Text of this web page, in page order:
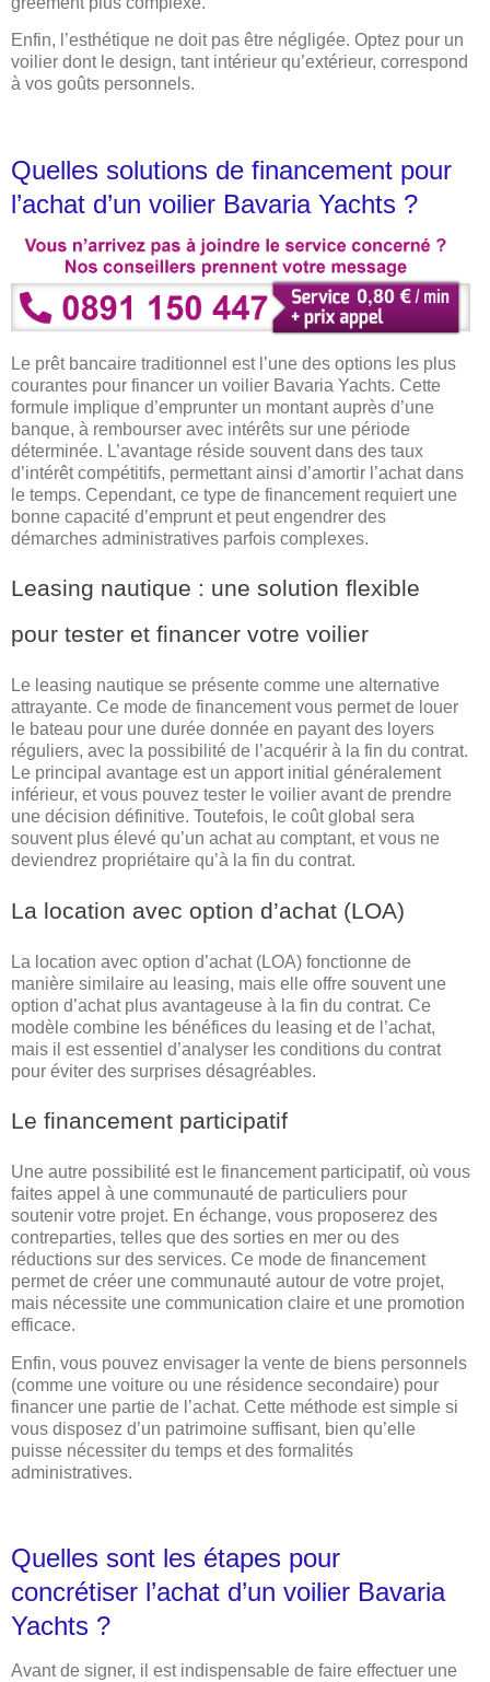
Enfin, l’esthétique ne doit pas être négligée. Optez pour un
voilier dont le design, tant intérieur qu’extérieur, correspond
à vos goûts personnels.
Quelles solutions de financement pour
l’achat d’un voilier Bavaria Yachts ?
Le prêt bancaire traditionnel est l’une des options les plus
courantes pour financer un voilier Bavaria Yachts. Cette
formule implique d’emprunter un montant auprès d’une
banque, à rembourser avec intérêts sur une période
déterminée. L’avantage réside souvent dans des taux
d’intérêt compétitifs, permettant ainsi d’amortir l’achat dans
le temps. Cependant, ce type de financement requiert une
bonne capacité d’emprunt et peut engendrer des
démarches administratives parfois complexes.
Leasing nautique : une solution flexible
pour tester et financer votre voilier
Le leasing nautique se présente comme une alternative
attrayante. Ce mode de financement vous permet de louer
le bateau pour une durée donnée en payant des loyers
réguliers, avec la possibilité de l’acquérir à la fin du contrat.
Le principal avantage est un apport initial généralement
inférieur, et vous pouvez tester le voilier avant de prendre
une décision définitive. Toutefois, le coût global sera
souvent plus élevé qu’un achat au comptant, et vous ne
deviendrez propriétaire qu’à la fin du contrat.
La location avec option d’achat (LOA)
La location avec option d’achat (LOA) fonctionne de
manière similaire au leasing, mais elle offre souvent une
option d’achat plus avantageuse à la fin du contrat. Ce
modèle combine les bénéfices du leasing et de l’achat,
mais il est essentiel d’analyser les conditions du contrat
pour éviter des surprises désagréables.
Le financement participatif
Une autre possibilité est le financement participatif, où vous
faites appel à une communauté de particuliers pour
soutenir votre projet. En échange, vous proposerez des
contreparties, telles que des sorties en mer ou des
réductions sur des services. Ce mode de financement
permet de créer une communauté autour de votre projet,
mais nécessite une communication claire et une promotion
efficace.
Enfin, vous pouvez envisager la vente de biens personnels
(comme une voiture ou une résidence secondaire) pour
financer une partie de l’achat. Cette méthode est simple si
vous disposez d’un patrimoine suffisant, bien qu’elle
puisse nécessiter du temps et des formalités
administratives.
Quelles sont les étapes pour
concrétiser l’achat d’un voilier Bavaria
Yachts ?
Avant de signer, il est indispensable de faire effectuer une